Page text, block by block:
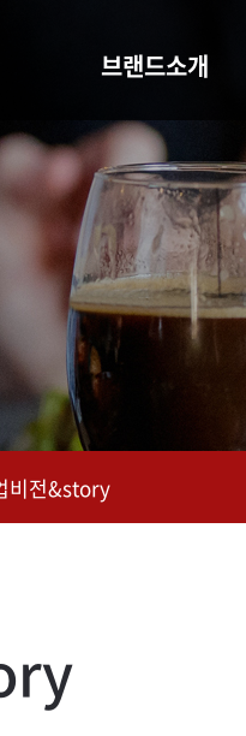
브랜드소개
사업비전&story
찾아오시는 길
비전&story